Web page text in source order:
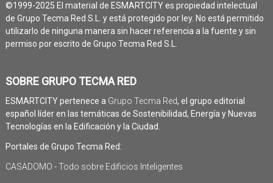
©1999-2025 El material de ESMARTCITY es propiedad intelectual
de Grupo Tecma Red S.L. y está protegido por ley. No está permitido
utilizarlo de ninguna manera sin hacer referencia a la fuente y sin
permiso por escrito de Grupo Tecma Red S.L.
SOBRE GRUPO TECMA RED
ESMARTCITY pertenece a Grupo Tecma Red, el grupo editorial
español líder en las temáticas de Sostenibilidad, Energía y Nuevas
Tecnologías en la Edificación y la Ciudad.
Portales de Grupo Tecma Red:
CASADOMO - Todo sobre Edificios Inteligentes